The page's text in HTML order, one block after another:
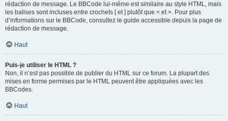
rédaction de message. Le BBCode lui-même est similaire au style HTML, mais
les balises sont incluses entre crochets [ et ] plutôt que < et >. Pour plus
d’informations sur le BBCode, consultez le guide accessible depuis la page de
rédaction de message.
Haut
Puis-je utiliser le HTML ?
Non, il n’est pas possible de publier du HTML sur ce forum. La plupart des
mises en forme permises par le HTML peuvent être appliquées avec les
BBCodes.
Haut